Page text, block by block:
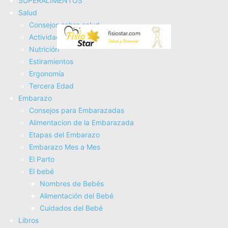
Salud
Consejos sobre salud
Actividad Fí­sica
Nutrición
Estiramientos
Ergonomí­a
Tercera Edad
Embarazo
Consejos para Embarazadas
Alimentacion de la Embarazada
Etapas del Embarazo
Embarazo Mes a Mes
El Parto
El bebé
Nombres de Bebés
Alimentación del Bebé
Cuidados del Bebé
Libros
Fisioterapia
Electroterapia
Tratamientos
Masajes
SUPERALIMENTOS
Salud
Consejos sobre salud
Actividad Fí­sica
Nutrición
Estiramientos
Ergonomí­a
Tercera Edad
Embarazo
Consejos para Embarazadas
Alimentacion de la Embarazada
Etapas del Embarazo
Embarazo Mes a Mes
El Parto